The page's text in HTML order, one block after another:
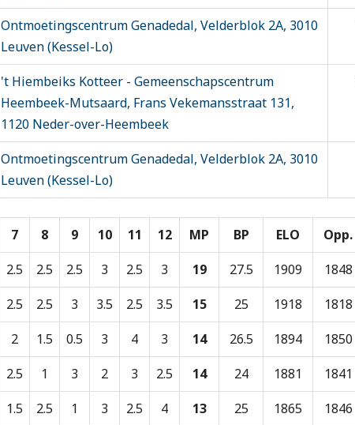
Ontmoetingscentrum Genadedal, Velderblok 2A, 3010
Leuven (Kessel-Lo)
't Hiembeiks Kotteer - Gemeenschapscentrum
Heembeek-Mutsaard, Frans Vekemansstraat 131,
1120 Neder-over-Heembeek
Ontmoetingscentrum Genadedal, Velderblok 2A, 3010
Leuven (Kessel-Lo)
7 8 9 10 11 12 MP BP ELO Opp.
2.5 2.5 2.5 3 2.5 3 19 27.5 1909 1848
2.5 2.5 3 3.5 2.5 3.5 15 25 1918 1818
2 1.5 0.5 3 4 3 14 26.5 1894 1850
2.5 1 3 2 3 2.5 14 24 1881 1841
1.5 2.5 1 3 2.5 4 13 25 1865 1846